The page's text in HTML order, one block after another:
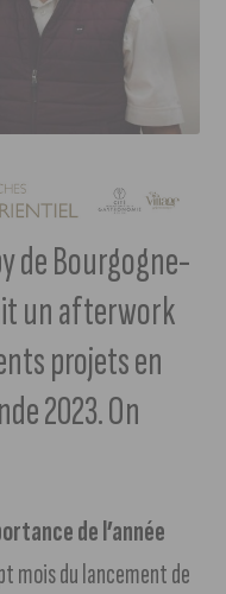
de Bourgogne-
un afterwork
projets en
2023. On
de l’année
mois du lancement de